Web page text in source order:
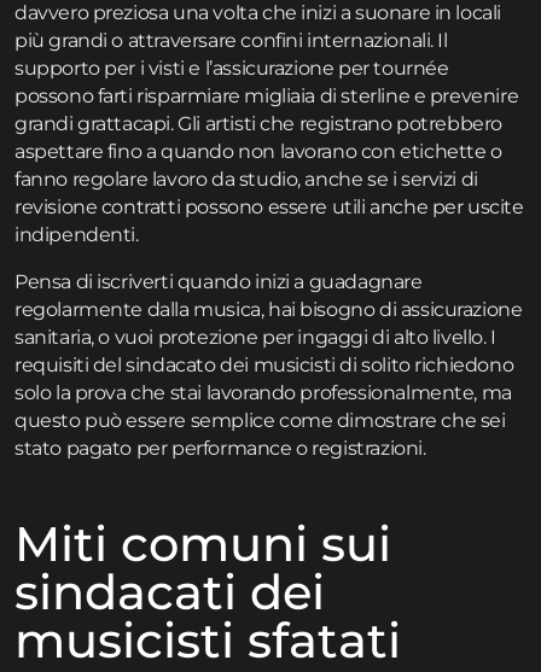
davvero preziosa una volta che inizi a suonare in locali
più grandi o attraversare confini internazionali. Il
supporto per i visti e l’assicurazione per tournée
possono farti risparmiare migliaia di sterline e prevenire
grandi grattacapi. Gli artisti che registrano potrebbero
aspettare fino a quando non lavorano con etichette o
fanno regolare lavoro da studio, anche se i servizi di
revisione contratti possono essere utili anche per uscite
indipendenti.
Pensa di iscriverti quando inizi a guadagnare
regolarmente dalla musica, hai bisogno di assicurazione
sanitaria, o vuoi protezione per ingaggi di alto livello. I
requisiti del sindacato dei musicisti di solito richiedono
solo la prova che stai lavorando professionalmente, ma
questo può essere semplice come dimostrare che sei
stato pagato per performance o registrazioni.
Miti comuni sui
sindacati dei
musicisti sfatati